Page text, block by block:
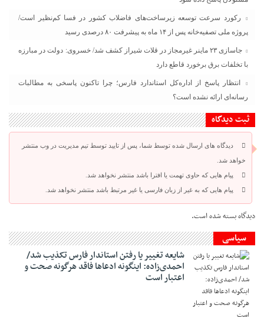
رکورد سرعت توسعه زیرساخت‌های فاضلاب کشور در فسا کم‌نظیر است/
پروژه ملی تصفیه‌خانه پس از ۱۴ ماه به پیشرفت ۸۰ درصدی رسید
جاسازی ۲۳ ماینر غیرمجاز در قلات شیراز کشف شد/ خسروی: دولت در مبارزه
با تخلفات برق برخورد قاطع دارد
انتظار پاسخ از اداره‌کل استاندارد فارس؛ چرا تاکنون پاسخی به مطالبات
رسانه‌ای ارائه نشده است؟
ثبت دیدگاه
دیدگاه های ارسال شده توسط شما، پس از تایید توسط تیم مدیریت در وب منتشر
خواهد شد.
پیام هایی که حاوی تهمت یا افترا باشد منتشر نخواهد شد.
پیام هایی که به غیر از زبان فارسی یا غیر مرتبط باشد منتشر نخواهد شد.
دیدگاه بسته شده است.
سیاسی
شایعه تغییر یا رفتن استاندار فارس تکذیب شد/
احمدی‌زاده: اینگونه ادعاها فاقد هرگونه صحت و
اعتبار است